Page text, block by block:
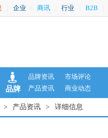
企业 商讯 行业 B2B
品牌
品牌资讯
市场评论
产品资讯
商业动态
> 产品资讯 > 详细信息